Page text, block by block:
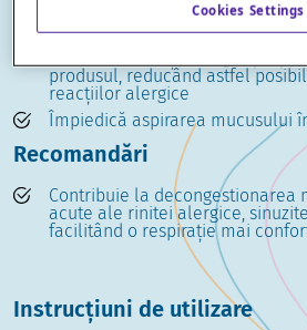
Flacon multidirecțional ce
poziție, la 360°
produsul, reducând astfel
reacțiilor alergice
Împiedică aspirarea mucusului
Recomandări
Contribuie la decongestionarea
acute ale rinitei alergice,
facilitând o respirație mai
Instrucțiuni de utilizare
Cookies Settings